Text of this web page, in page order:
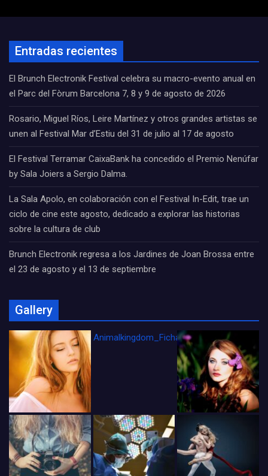
Entradas recientes
El Brunch Electronik Festival celebra su macro-evento anual en
el Parc del Fòrum Barcelona 7, 8 y 9 de agosto de 2026
Rosario, Miguel Ríos, Leire Martínez y otros grandes artistas se
unen al Festival Mar d’Estiu del 31 de julio al 17 de agosto
El Festival Terramar CaixaBank ha concedido el Premio Nenúfar
by Sala Joiers a Sergio Dalma.
La Sala Apolo, en colaboración con el Festival In-Edit, trae un
ciclo de cine este agosto, dedicado a explorar las historias
sobre la cultura de club
Brunch Electronik regresa a los Jardines de Joan Brossa entre
el 23 de agosto y el 13 de septiembre
Gallery
Animalkingdom_FichaCine